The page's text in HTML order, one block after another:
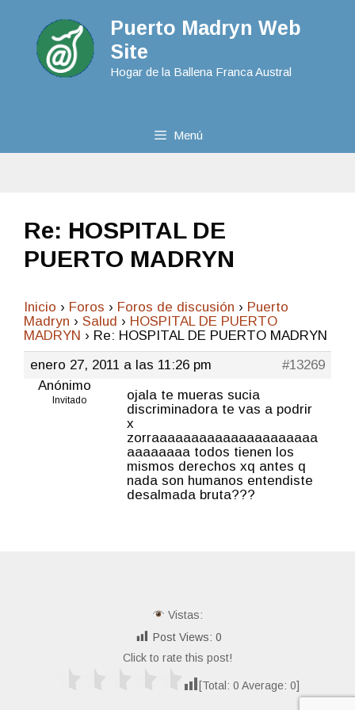
Puerto Madryn Web
Site
Hogar de la Ballena Franca Austral
Menú
Re: HOSPITAL DE
PUERTO MADRYN
Inicio › Foros › Foros de discusión › Puerto
Madryn › Salud › HOSPITAL DE PUERTO
MADRYN › Re: HOSPITAL DE PUERTO MADRYN
enero 27, 2011 a las 11:26 pm
#13269
Anónimo
Invitado
ojala te mueras sucia
discriminadora te vas a podrir
x
zorraaaaaaaaaaaaaaaaaaaaa
aaaaaaaa todos tienen los
mismos derechos xq antes q
nada son humanos entendiste
desalmada bruta???
Vistas:
Post Views: 0
Click to rate this post!
[Total: 0 Average: 0]